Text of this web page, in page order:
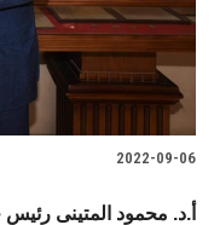
2022-09-06
أ.د. محمود المتينى